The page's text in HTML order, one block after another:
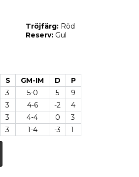
Tröjfärg: Röd
Reserv: Gul
S GM-IM D
P
3 5-0 5
9
3 4-6 -2
4
3 4-4 0
3
3 1-4 -3 1